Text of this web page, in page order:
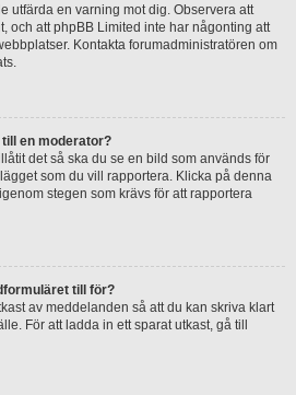
utfärda en varning mot dig. Observera att
och att phpBB Limited inte har någonting att
Kontakta forumadministratören om
en moderator?
det så ska du se en bild som används för
som du vill rapportera. Klicka på denna
stegen som krävs för att rapportera
till för?
av meddelanden så att du kan skriva klart
För att ladda in ett sparat utkast, gå till